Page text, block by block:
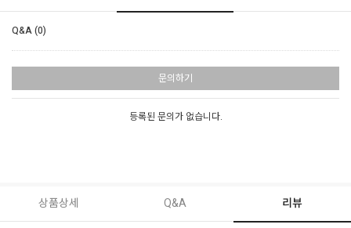
Q&A (0)
문의하기
등록된 문의가 없습니다.
상품상세 Q&A 리뷰